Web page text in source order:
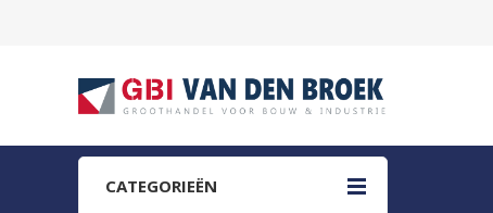
CATEGORIEËN